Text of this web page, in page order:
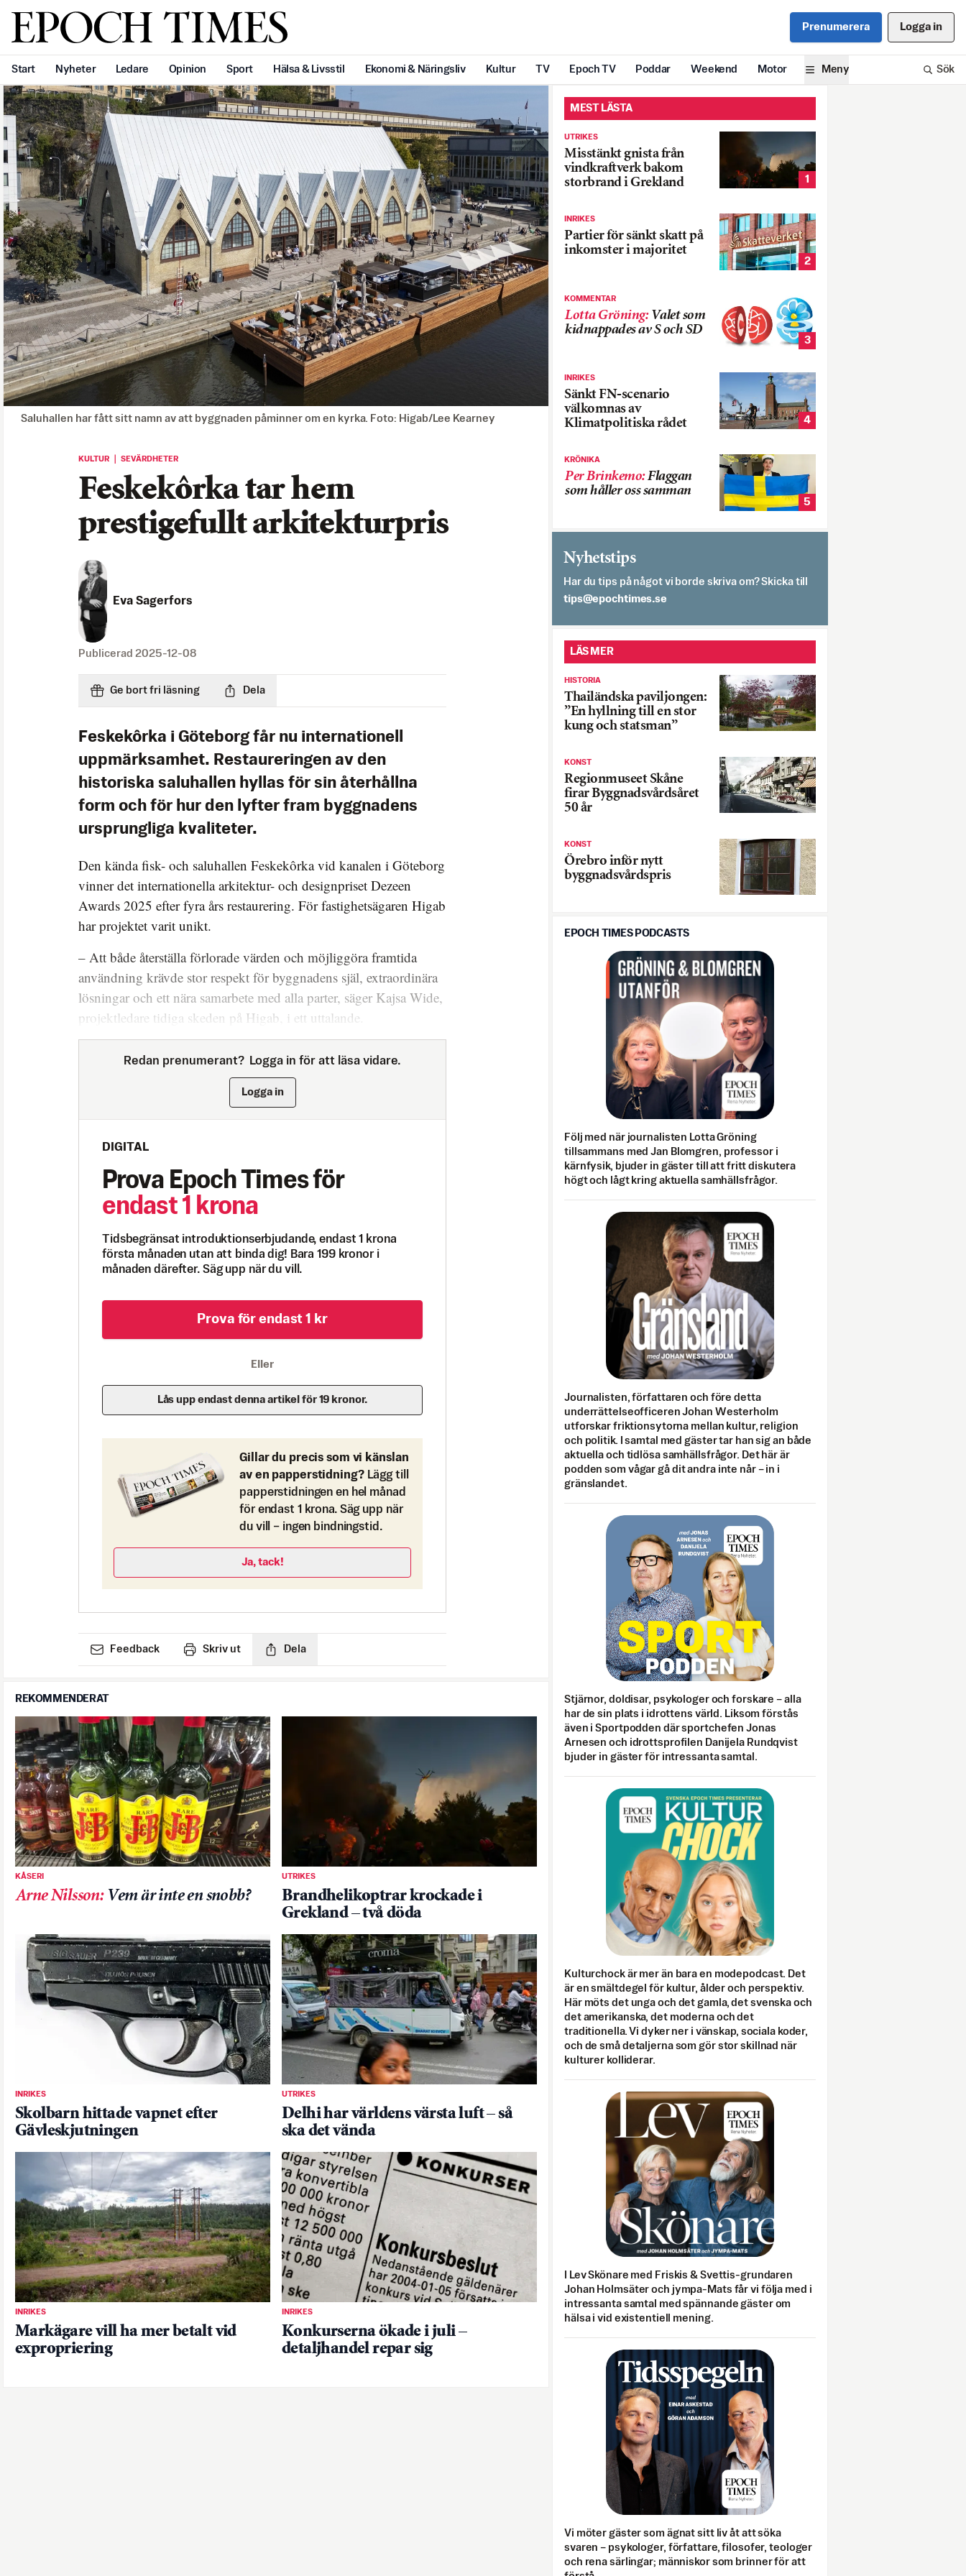
Svenska Epoch Times Prenumerera Logga in
Start Nyheter Ledare Opinion Sport Hälsa & Livsstil Ekonomi & Näringsliv Kultur TV Epoch TV Poddar Weekend Motor Meny Sök
Saluhallen har fått sitt namn av att byggnaden påminner om en kyrka. Foto: Higab/Lee Kearney
KULTUR ｜ SEVÄRDHETER
Feskekôrka tar hem
prestigefullt arkitekturpris
Eva Sagerfors
Publicerad 2025-12-08
Ge bort fri läsning Dela
Feskekôrka i Göteborg får nu internationell
uppmärksamhet. Restaureringen av den
historiska saluhallen hyllas för sin återhållna
form och för hur den lyfter fram byggnadens
ursprungliga kvaliteter.
Den kända fisk- och saluhallen Feskekôrka vid kanalen i Göteborg
vinner det internationella arkitektur- och designpriset Dezeen
Awards 2025 efter fyra års restaurering. För fastighetsägaren Higab
har projektet varit unikt.
– Att både återställa förlorade värden och möjliggöra framtida
användning krävde stor respekt för byggnadens själ, extraordinära
lösningar och ett nära samarbete med alla parter, säger Kajsa Wide,
projektledare tidiga skeden på Higab, i ett uttalande.
Redan prenumerant? Logga in för att läsa vidare.
Logga in
DIGITAL
Prova Epoch Times för
endast 1 krona
Tidsbegränsat introduktionserbjudande, endast 1 krona
första månaden utan att binda dig! Bara 199 kronor i
månaden därefter. Säg upp när du vill.
Prova för endast 1 kr
Eller
Lås upp endast denna artikel för 19 kronor.
Gillar du precis som vi känslan
av en papperstidning? Lägg till
papperstidningen en hel månad
för endast 1 krona. Säg upp när
du vill – ingen bindningstid.
Ja, tack!
Feedback Skriv ut Dela
REKOMMENDERAT
KÅSERI
Arne Nilsson: Vem är inte en snobb?
UTRIKES
Brandhelikoptrar krockade i
Grekland – två döda
INRIKES
Skolbarn hittade vapnet efter
Gävleskjutningen
UTRIKES
Delhi har världens värsta luft – så
ska det vända
INRIKES
Markägare vill ha mer betalt vid
expropriering
INRIKES
Konkurserna ökade i juli –
detaljhandel repar sig
MEST LÄSTA
UTRIKES
Misstänkt gnista från
vindkraftverk bakom
storbrand i Grekland
1
INRIKES
Partier för sänkt skatt på
inkomster i majoritet
2
KOMMENTAR
Lotta Gröning: Valet som
kidnappades av S och SD
3
INRIKES
Sänkt FN-scenario
välkomnas av
Klimatpolitiska rådet
4
KRÖNIKA
Per Brinkemo:Flaggan
som håller oss samman
5
Nyhetstips
Har du tips på något vi borde skriva om? Skicka till
es.semithcope@spit
LÄS MER
HISTORIA
Thailändska paviljongen:
”En hyllning till en stor
kung och statsman”
KONST
Regionmuseet Skåne
firar Byggnadsvårdsåret
50 år
KONST
Örebro inför nytt
byggnadsvårdspris
EPOCH TIMES PODCASTS
Följ med när journalisten Lotta Gröning
tillsammans med Jan Blomgren, professor i
kärnfysik, bjuder in gäster till att fritt diskutera
högt och lågt kring aktuella samhällsfrågor.
Journalisten, författaren och före detta
underrättelseofficeren Johan Westerholm
utforskar friktionsytorna mellan kultur, religion
och politik. I samtal med gäster tar han sig an både
aktuella och tidlösa samhällsfrågor. Det här är
podden som vågar gå dit andra inte når – in i
gränslandet.
Stjärnor, doldisar, psykologer och forskare – alla
har de sin plats i idrottens värld. Liksom förstås
även i Sportpodden där sportchefen Jonas
Arnesen och idrottsprofilen Danijela Rundqvist
bjuder in gäster för intressanta samtal.
Kulturchock är mer än bara en modepodcast. Det
är en smältdegel för kultur, ålder och perspektiv.
Här möts det unga och det gamla, det svenska och
det amerikanska, det moderna och det
traditionella. Vi dyker ner i vänskap, sociala koder,
och de små detaljerna som gör stor skillnad när
kulturer kolliderar.
I Lev Skönare med Friskis & Svettis-grundaren
Johan Holmsäter och jympa-Mats får vi följa med i
intressanta samtal med spännande gäster om
hälsa i vid existentiell mening.
Vi möter gäster som ägnat sitt liv åt att söka
svaren – psykologer, författare, filosofer, teologer
och rena särlingar; människor som brinner för att